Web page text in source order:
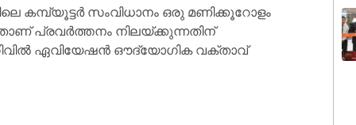
കമ്പ്യൂട്ടർ സംവിധാനം ഒരു മണിക്കൂറോളം
പ്രവർത്തനം നിലയ്ക്കുന്നതിന്
ഏവിയേഷൻ ഔദ്യോഗിക വക്താവ്